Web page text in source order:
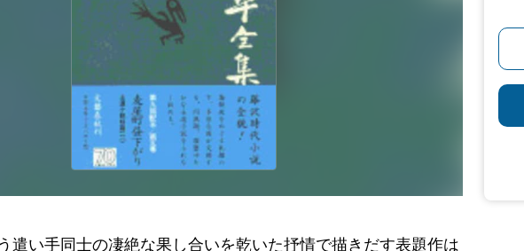
遣い手同士の凄絶な果し合いを乾いた抒情で描きだす表題作は